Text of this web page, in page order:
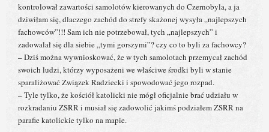
kontrolował zawartości samolotów kierowanych do Czernobyla, a ja
dziwiłam się, dlaczego zachód do strefy skażonej wysyła „najlepszych
fachowców”!!! Sam ich nie potrzebował, tych „najlepszych” i
zadowalał się dla siebie „tymi gorszymi”? czy co to byli za fachowcy?
– Dziś można wywnioskować, że w tych samolotach przemycał zachód
swoich ludzi, którzy wyposażeni we właściwe środki byli w stanie
sparaliżować Związek Radziecki i spowodować jego rozpad.
– Tyle tylko, że kościół katolicki nie mógł oficjalnie brać udziału w
rozkradaniu ZSRR i musiał się zadowolić jakimś podziałem ZSRR na
parafie katolickie tylko na mapie.